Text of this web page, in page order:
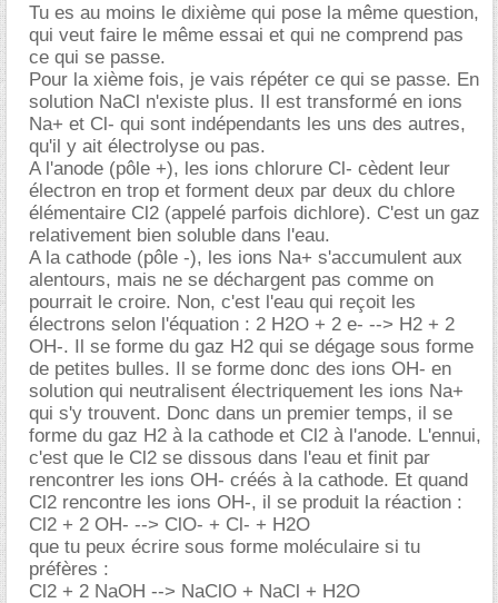
Tu es au moins le dixième qui pose la même question,
qui veut faire le même essai et qui ne comprend pas
ce qui se passe.
Pour la xième fois, je vais répéter ce qui se passe. En
solution NaCl n'existe plus. Il est transformé en ions
Na+ et Cl- qui sont indépendants les uns des autres,
qu'il y ait électrolyse ou pas.
A l'anode (pôle +), les ions chlorure Cl- cèdent leur
électron en trop et forment deux par deux du chlore
élémentaire Cl2 (appelé parfois dichlore). C'est un gaz
relativement bien soluble dans l'eau.
A la cathode (pôle -), les ions Na+ s'accumulent aux
alentours, mais ne se déchargent pas comme on
pourrait le croire. Non, c'est l'eau qui reçoit les
électrons selon l'équation : 2 H2O + 2 e- --> H2 + 2
OH-. Il se forme du gaz H2 qui se dégage sous forme
de petites bulles. Il se forme donc des ions OH- en
solution qui neutralisent électriquement les ions Na+
qui s'y trouvent. Donc dans un premier temps, il se
forme du gaz H2 à la cathode et Cl2 à l'anode. L'ennui,
c'est que le Cl2 se dissous dans l'eau et finit par
rencontrer les ions OH- créés à la cathode. Et quand
Cl2 rencontre les ions OH-, il se produit la réaction :
Cl2 + 2 OH- --> ClO- + Cl- + H2O
que tu peux écrire sous forme moléculaire si tu
préfères :
Cl2 + 2 NaOH --> NaClO + NaCl + H2O